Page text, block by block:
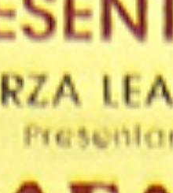
NOSOTROS
PRENSA
LIBANÉS
CONTACTO
VENTA A GRUPOS
TUS BOLETOS
BOLETOS